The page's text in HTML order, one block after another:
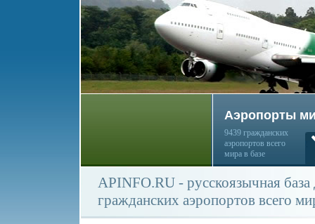
Аэропорты
9439 гражданских
аэропортов всего
мира в базе
APINFO.RU - русскоязычная
гражданских аэропортов всего